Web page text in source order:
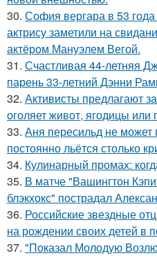
30. София вергара в 53
актрису заметили на
актёром Мануэлем Вегой.
31. Счастливая 44-летняя
парень 33-летний Дэнни
32. Активисты предлагают
оголяет живот, ягодицы или
33. Аня пересильд не может
постоянно льётся столько
34. Кулинарный промах:
35. В матче "Вашингтон
блэкхокс" пострадал
36. Российские звездные
на рождении своих детей в
37. "Показал Молодую